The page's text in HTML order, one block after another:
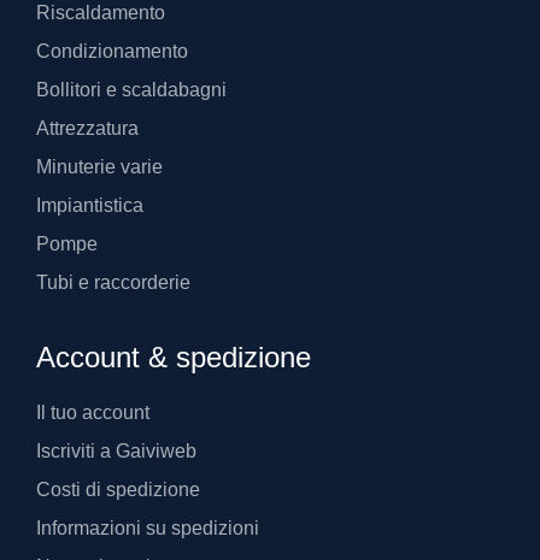
Riscaldamento
Condizionamento
Bollitori e scaldabagni
Attrezzatura
Minuterie varie
Impiantistica
Pompe
Tubi e raccorderie
Account & spedizione
Il tuo account
Iscriviti a Gaiviweb
Costi di spedizione
Informazioni su spedizioni